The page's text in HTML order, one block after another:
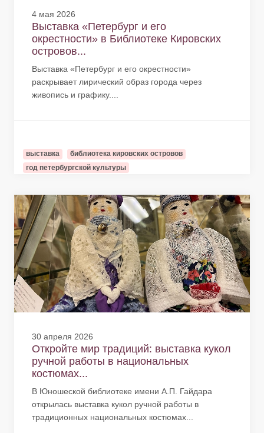
4 мая 2026
Выставка «Петербург и его
окрестности» в Библиотеке Кировских
островов...
Выставка «Петербург и его окрестности»
раскрывает лирический образ города через
живопись и графику....
выставка
библиотека кировских островов
год петербургской культуры
30 апреля 2026
Откройте мир традиций: выставка кукол
ручной работы в национальных
костюмах...
В Юношеской библиотеке имени А.П. Гайдара
открылась выставка кукол ручной работы в
традиционных национальных костюмах...